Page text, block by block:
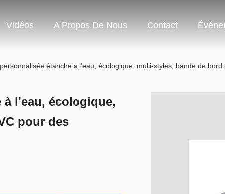
Vidéos A Propos De Nous Contact
étanche à l'eau, écologique, multi-styles, bande de
à l'eau, écologique,
pour des